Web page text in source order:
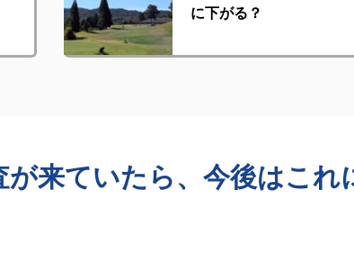
に下がる？
来ていたら、今後はこれ